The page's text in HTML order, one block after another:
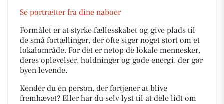
Se portrætter fra dine naboer
Formålet er at styrke fællesskabet og give plads til
de små fortællinger, der ofte siger noget stort om et
lokalområde. For det er netop de lokale mennesker,
deres oplevelser, holdninger og gode energi, der gør
byen levende.
Kender du en person, der fortjener at blive
fremhævet? Eller har du selv lyst til at dele lidt om